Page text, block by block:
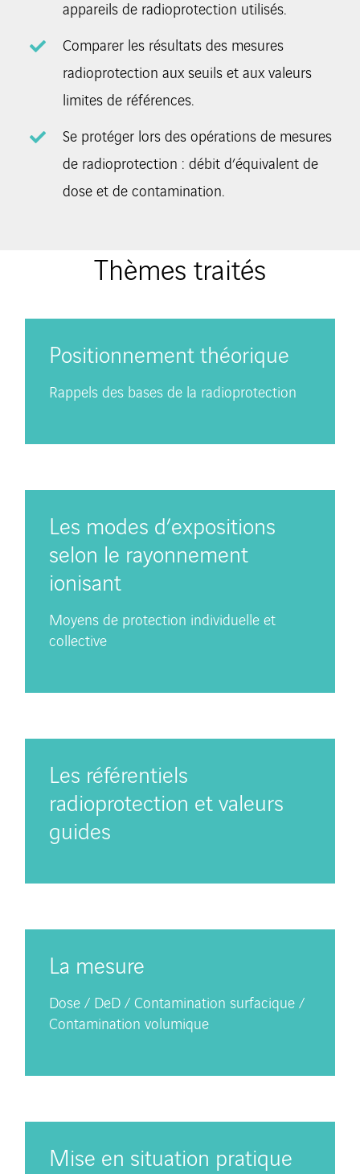
appareils de radioprotection utilisés.
Comparer les résultats des mesures
radioprotection aux seuils et aux valeurs
limites de références.
Se protéger lors des opérations de mesures
de radioprotection : débit d’équivalent de
dose et de contamination.
Thèmes traités
Positionnement théorique
Rappels des bases de la radioprotection
Les modes d’expositions
selon le rayonnement
ionisant
Moyens de protection individuelle et
collective
Les référentiels
radioprotection et valeurs
guides
La mesure
Dose / DeD / Contamination surfacique /
Contamination volumique
Mise en situation pratique